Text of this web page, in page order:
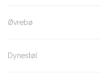
Øvrebø
Dynestøl